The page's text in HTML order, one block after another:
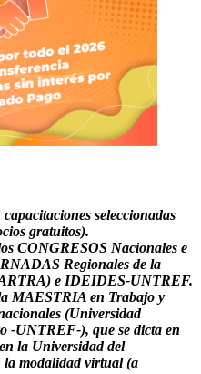
seleccionadas
gratuitos).
CONGRESOS Nacionales e
Regionales de la
e IDEIDES-UNTREF.
MAESTRIA en Trabajo y
(Universidad
-UNTREF-), que se dicta en
la Universidad del
la modalidad virtual (a